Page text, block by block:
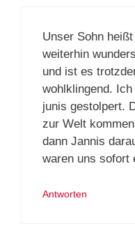
Unser Sohn
weiterhin
und ist es
wohlklingend.
junis gestolpert.
zur Welt
dann Jannis
waren uns sofort
Antworten